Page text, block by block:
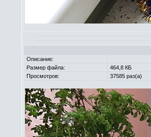
Описание:
Размер файла:
464,8 КБ
Просмотров:
37585 раз(а)